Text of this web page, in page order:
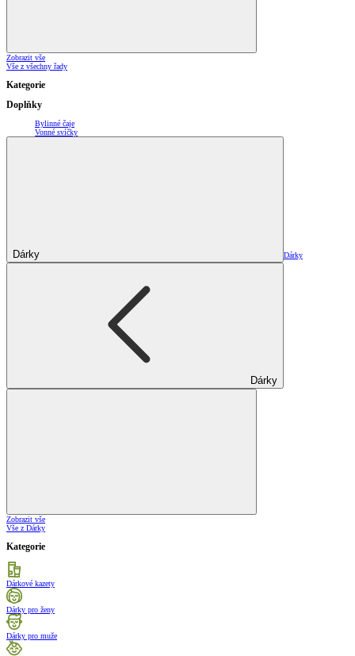
Zobrazit vše
Vše z všechny řady
Kategorie
Doplňky
Bylinné čaje
Vonné svíčky
Dárky Dárky
Dárky
Zobrazit vše
Vše z Dárky
Kategorie
Dárkové kazety
Dárky pro ženy
Dárky pro muže